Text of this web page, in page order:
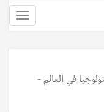
Toggle
في العالم -